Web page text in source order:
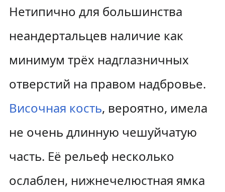
Нетипично для большинства
неандертальцев наличие как
минимум трёх надглазничных
отверстий на правом надбровье.
Височная кость, вероятно, имела
не очень длинную чешуйчатую
часть. Её рельеф несколько
ослаблен, нижнечелюстная ямка